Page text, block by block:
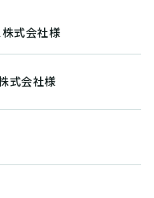
株式会社様
式会社様